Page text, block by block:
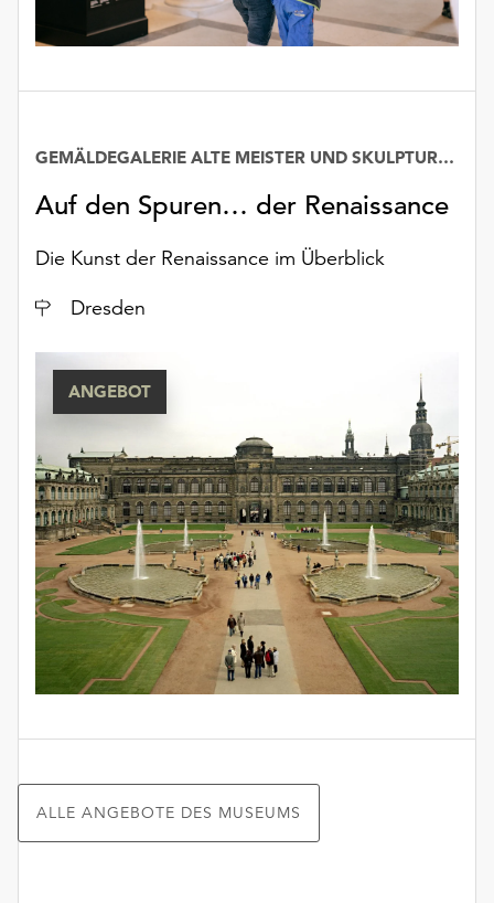
Auf den Spuren… der Renaissance
GEMÄLDEGALERIE ALTE MEISTER UND SKULPTURENSAMMLUNG BIS 1800
Die Kunst der Renaissance im Überblick
Ort
Dresden
ANGEBOT
ALLE ANGEBOTE DES MUSEUMS